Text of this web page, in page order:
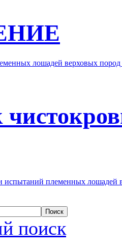
лошадей верховых
племенных лошадей
поиск